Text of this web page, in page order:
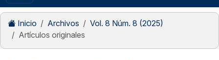
Inicio Archivos
Vol. 8 Núm. 8 (2025)
Artículos originales